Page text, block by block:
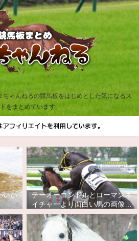
ゃんねるの競馬板をはじめとした気になるス
をまとめています。
いい
テーオーコンドルとローマンネ
イチャーより面白い馬の画像っ
てあるの？